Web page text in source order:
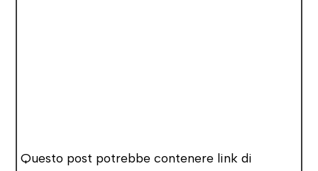
Questo post potrebbe contenere link di